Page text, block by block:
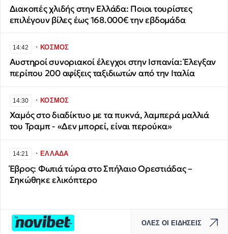
Διακοπές χλιδής στην Ελλάδα: Ποιοι τουρίστες
επιλέγουν βίλες έως 168.000€ την εβδομάδα
14:42 ∙ΚΟΣΜΟΣ
Αυστηροί συνοριακοί έλεγχοι στην Ισπανία: Έλεγξαν
περίπου 200 αφίξεις ταξιδιωτών από την Ιταλία
14:30 ∙ΚΟΣΜΟΣ
Χαμός στο διαδίκτυο με τα πυκνά, λαμπερά μαλλιά
του Τραμπ - «Δεν μπορεί, είναι περούκα»
14:21 ∙ΕΛΛΑΔΑ
Έβρος: Φωτιά τώρα στο Σπήλαιο Ορεστιάδας –
Σηκώθηκε ελικόπτερο
ΟΛΕΣ ΟΙ ΕΙΔΗΣΕΙΣ